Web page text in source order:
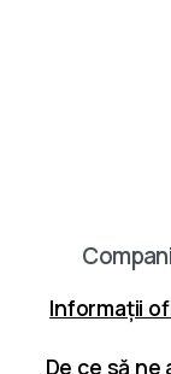
Informații
De ce să ne